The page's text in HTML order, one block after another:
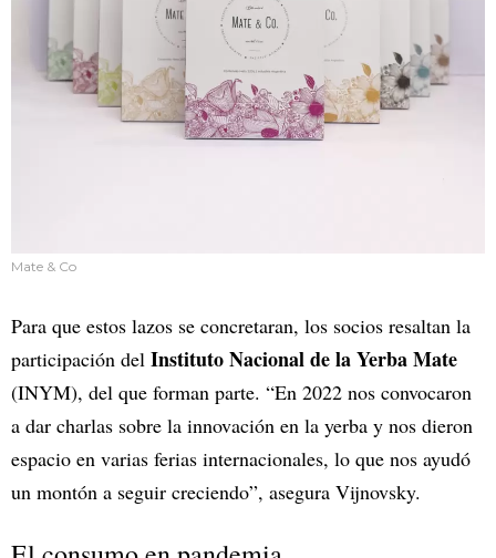
Mate & Co
Para que estos lazos se concretaran, los socios resaltan la
participación del Instituto Nacional de la Yerba Mate
(INYM), del que forman parte. “En 2022 nos convocaron
a dar charlas sobre la innovación en la yerba y nos dieron
espacio en varias ferias internacionales, lo que nos ayudó
un montón a seguir creciendo”, asegura Vijnovsky.